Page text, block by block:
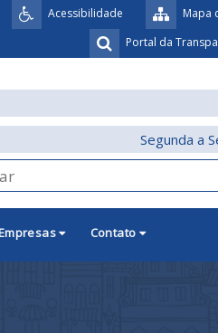
Mapa
Acessibilidade
Portal da
Segunda a
Contato